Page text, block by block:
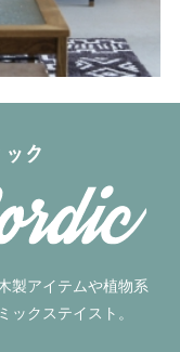
製アイテムや植物系
ックステイスト。